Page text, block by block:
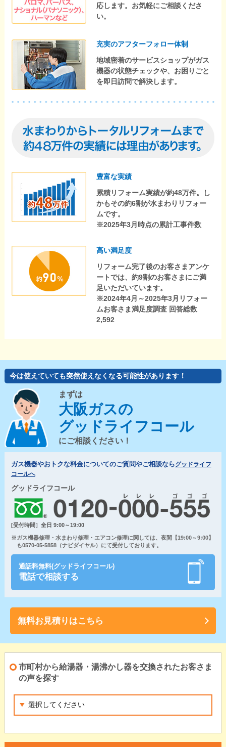
応します。お気軽にご相談くださ
い。
充実のアフターフォロー体制
地域密着のサービスショップがガス
機器の状態チェックや、お困りごと
を即日訪問で解決します。
豊富な実績
累積リフォーム実績が約48万件。し
かもその約6割が水まわりリフォー
ムです。
※2025年3月時点の累計工事件数
高い満足度
リフォーム完了後のお客さまアンケ
ートでは、約9割のお客さまにご満
足いただいています。
※2024年4月～2025年3月リフォー
ムお客さま満足度調査 回答総数
2,592
今は使えていても突然使えなくなる可能性があります！
まずは
大阪ガスの
グッドライフコール
にご相談ください！
ガス機器やおトクな料金についてのご質問やご相談ならグッドライフ
コールへ
グッドライフコール
[受付時間］全日 9:00～19:00
※ガス機器修理・水まわり修理・エアコン修理に関しては、夜間【19:00～9:00】
も0570-05-5858（ナビダイヤル）にて受付しております。
通話料無料(グッドライフコール)
電話で相談する
無料お見積りはこちら
市町村から給湯器・湯沸かし器を交換されたお客さま
の声を探す